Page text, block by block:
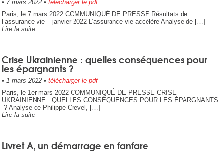
• 7 mars 2022• télécharger le pdf
Paris, le 7 mars 2022 COMMUNIQUÉ DE PRESSE Résultats de
l’assurance vie – janvier 2022 L’assurance vie accélère Analyse de […]
Lire la suite
Crise Ukrainienne : quelles conséquences pour
les épargnants ?
• 1 mars 2022• télécharger le pdf
Paris, le 1er mars 2022 COMMUNIQUÉ DE PRESSE CRISE
UKRAINIENNE : QUELLES CONSÉQUENCES POUR LES ÉPARGNANTS
? Analyse de Philippe Crevel, […]
Lire la suite
Livret A, un démarrage en fanfare